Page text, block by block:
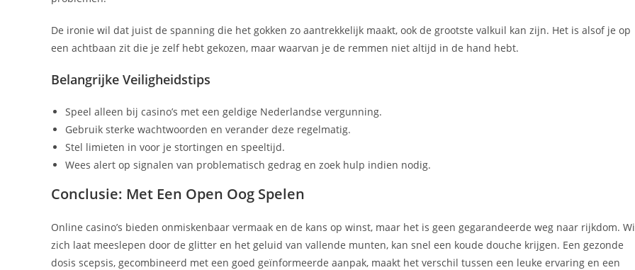
De ironie wil dat juist de spanning die het gokken zo aantrekkelijk maakt, ook de grootste valkuil kan zijn. Het is alsof je op
een achtbaan zit die je zelf hebt gekozen, maar waarvan je de remmen niet altijd in de hand hebt.
Belangrijke Veiligheidstips
Speel alleen bij casino’s met een geldige Nederlandse vergunning.
Gebruik sterke wachtwoorden en verander deze regelmatig.
Stel limieten in voor je stortingen en speeltijd.
Wees alert op signalen van problematisch gedrag en zoek hulp indien nodig.
Conclusie: Met Een Open Oog Spelen
Online casino’s bieden onmiskenbaar vermaak en de kans op winst, maar het is geen gegarandeerde weg naar rijkdom.
zich laat meeslepen door de glitter en het geluid van vallende munten, kan snel een koude douche krijgen. Een gezonde
dosis scepsis, gecombineerd met een goed geïnformeerde aanpak, maakt het verschil tussen een leuke ervaring en een